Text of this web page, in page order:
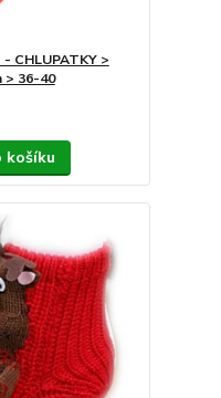
CHLUPATKY >
> 36-40
košíku